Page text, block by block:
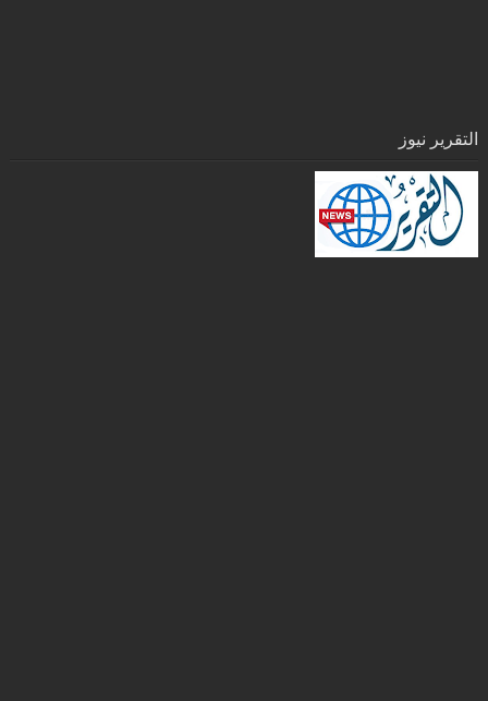
التقرير نيوز